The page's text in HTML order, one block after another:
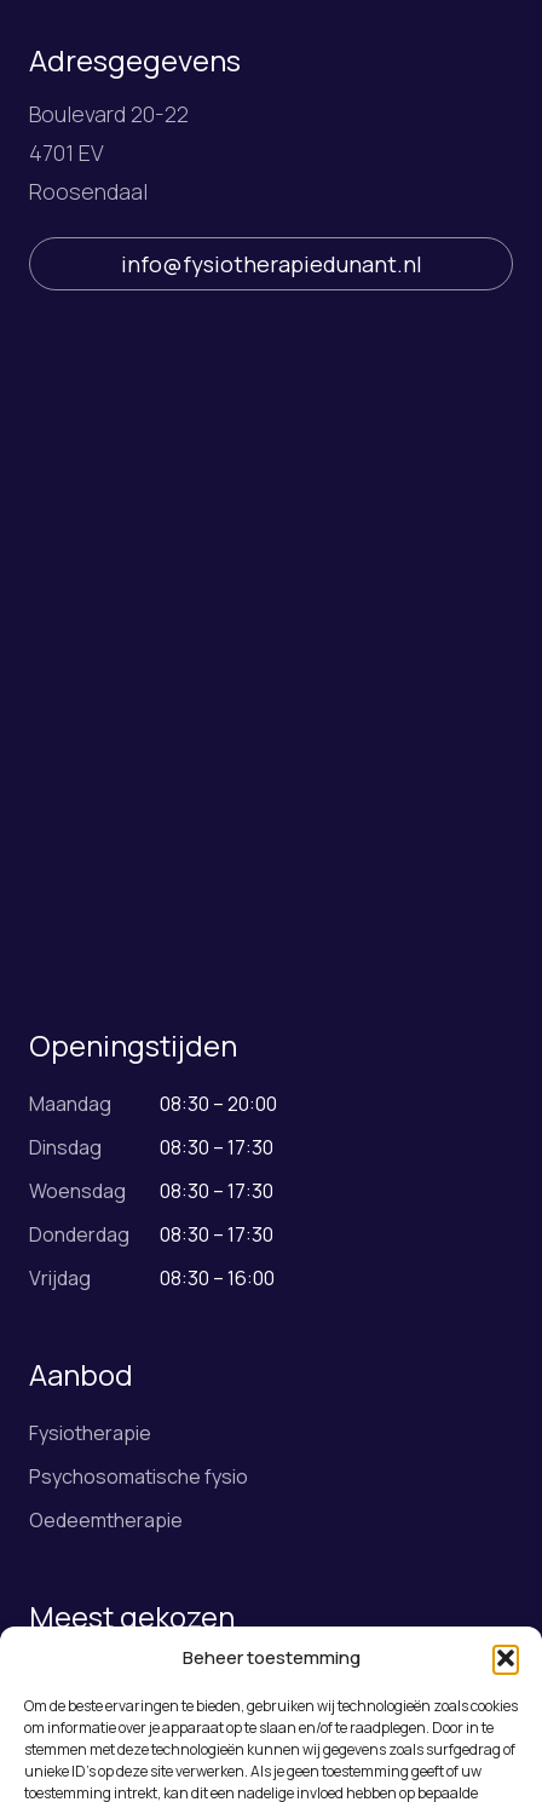
Beheer toestemming
Om de beste ervaringen te bieden, gebruiken wij technologieën zoals cookies
om informatie over je apparaat op te slaan en/of te raadplegen. Door in te
stemmen met deze technologieën kunnen wij gegevens zoals surfgedrag of
unieke ID's op deze site verwerken. Als je geen toestemming geeft of uw
toestemming intrekt, kan dit een nadelige invloed hebben op bepaalde
Adresgegevens
Boulevard 20-22
4701 EV
Roosendaal
info@fysiotherapiedunant.nl
Openingstijden
Maandag
08:30 – 20:00
Dinsdag
08:30 – 17:30
Woensdag
08:30 – 17:30
Donderdag
08:30 – 17:30
Vrijdag
08:30 – 16:00
Aanbod
Fysiotherapie
Psychosomatische fysio
Oedeemtherapie
Meest gekozen
Online afspraak maken
Rugklachten Roosendaal